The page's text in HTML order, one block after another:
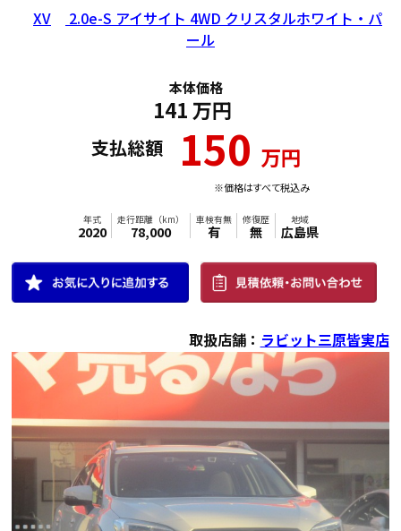
XV
2.0e-S アイサイト 4WD クリスタルホワイト・パ
ール
本体価格
141 万円
支払総額 150 万円
※価格はすべて税込み
年式
2020
走行距離（km）
78,000
車検有無
有
修復歴
無
地域
広島県
取扱店舗： ラビット三原皆実店